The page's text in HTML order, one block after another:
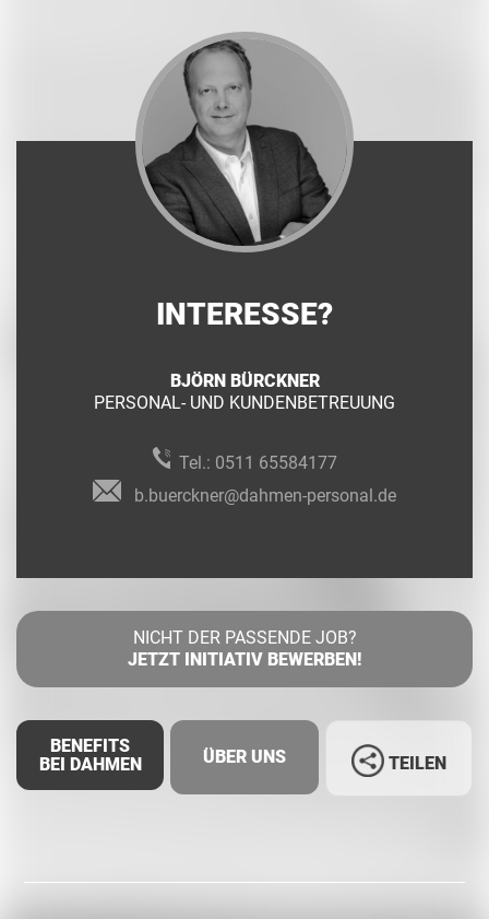
INTERESSE?
BJÖRN BÜRCKNER
PERSONAL- UND KUNDENBETREUUNG
Tel.: 0511 65584177
b.buerckner@dahmen-personal.de
NICHT DER PASSENDE JOB?
JETZT INITIATIV BEWERBEN!
BENEFITS
BEI DAHMEN
ÜBER UNS TEILEN